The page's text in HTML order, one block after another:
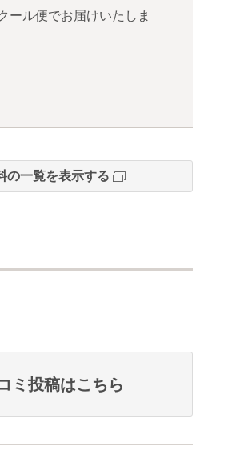
ール便でお届けいたしま
の一覧を表示する
ミ投稿はこちら